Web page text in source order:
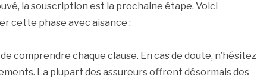
la souscription est la prochaine étape. Voici
cette phase avec aisance :
comprendre chaque clause. En cas de doute, n’hésitez
La plupart des assureurs offrent désormais des